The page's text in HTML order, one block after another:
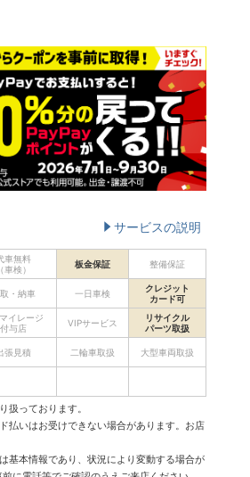
サービスの説明
車無料
（車検）
板金保証 整備保証
・納車 一日車検
クレジット
カード可
イレージ
付与店
VIPサービス
リサイクル
パーツ取扱
張見積 二輪車取扱 大型車両取扱
扱っております。
払いはお受けできない場合があります。お店
基本情報であり、状況により変動する場合が